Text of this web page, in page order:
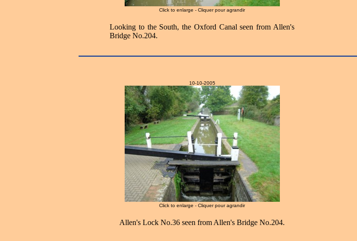
Click to enlarge - Cliquer pour agrandir
Looking to the South, the Oxford Canal seen from Allen's
Bridge No.204.
10-10-2005
Click to enlarge - Cliquer pour agrandir
Allen's Lock No.36 seen from Allen's Bridge No.204.